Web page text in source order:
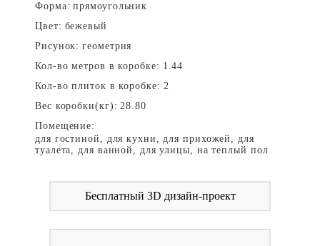
Форма: прямоугольник
Цвет: бежевый
Рисунок: геометрия
Кол-во метров в коробке: 1.44
Кол-во плиток в коробке: 2
Вес коробки(кг): 28.80
Помещение:
для гостиной, для кухни, для прихожей, для
туалета, для ванной, для улицы, на теплый пол
Бесплатный 3D дизайн-проект